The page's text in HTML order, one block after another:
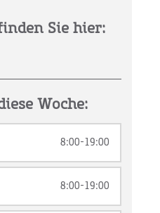
Sie hier:
Woche:
8:00-19:00
8:00-19:00